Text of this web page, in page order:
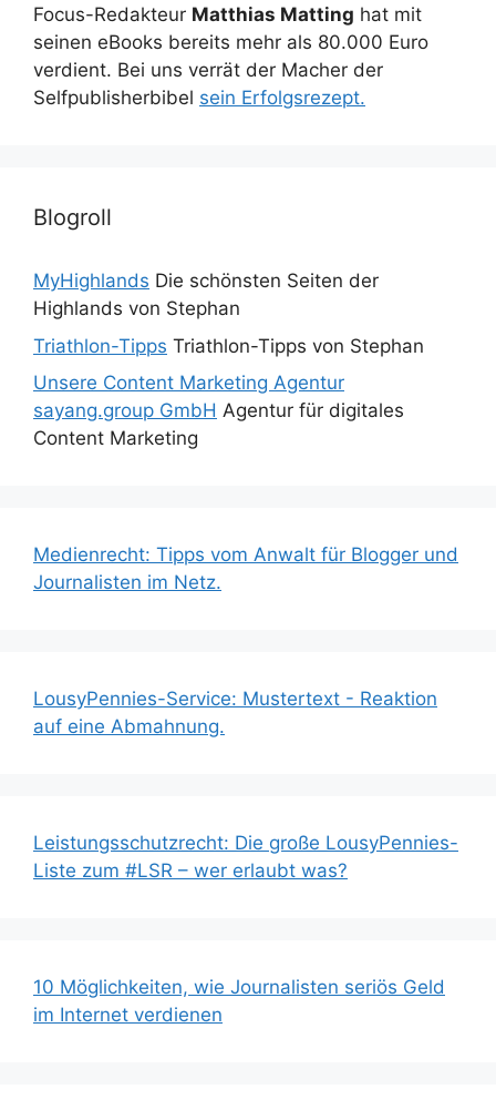
Focus-Redakteur Matthias Matting hat mit
seinen eBooks bereits mehr als 80.000 Euro
verdient. Bei uns verrät der Macher der
Selfpublisherbibel sein Erfolgsrezept.
Blogroll
MyHighlands Die schönsten Seiten der
Highlands von Stephan
Triathlon-Tipps Triathlon-Tipps von Stephan
Unsere Content Marketing Agentur
sayang.group GmbH Agentur für digitales
Content Marketing
Medienrecht: Tipps vom Anwalt für Blogger und
Journalisten im Netz.
LousyPennies-Service: Mustertext - Reaktion
auf eine Abmahnung.
Leistungsschutzrecht: Die große LousyPennies-
Liste zum #LSR – wer erlaubt was?
10 Möglichkeiten, wie Journalisten seriös Geld
im Internet verdienen